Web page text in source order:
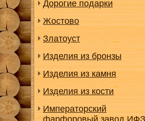
Дорогие подарки
Жостово
Златоуст
Изделия из бронзы
Изделия из камня
Изделия из кости
Императорский
фарфоровый завод ИФЗ